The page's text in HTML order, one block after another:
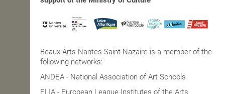
Beaux-Arts Nantes Saint-Nazaire is a member of the
following networks:
ANDEA - National Association of Art Schools
ELIA - European League Institutes of the Arts